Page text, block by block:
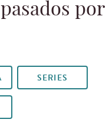
por
SERIES